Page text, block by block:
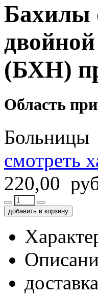
Бахилы
(БХН)
Область
Больницы
смотреть
220,00
добавить в корзину